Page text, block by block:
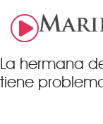
La hermana
tiene